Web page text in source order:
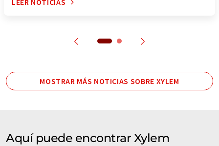
sensores de conductividad
sensores de oxígeno disuelto
LEER NOTICIAS
MOSTRAR MÁS NOTICIAS SOBRE XYLEM
Aquí puede encontrar Xylem